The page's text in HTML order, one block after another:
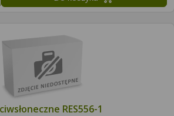
RES556-1